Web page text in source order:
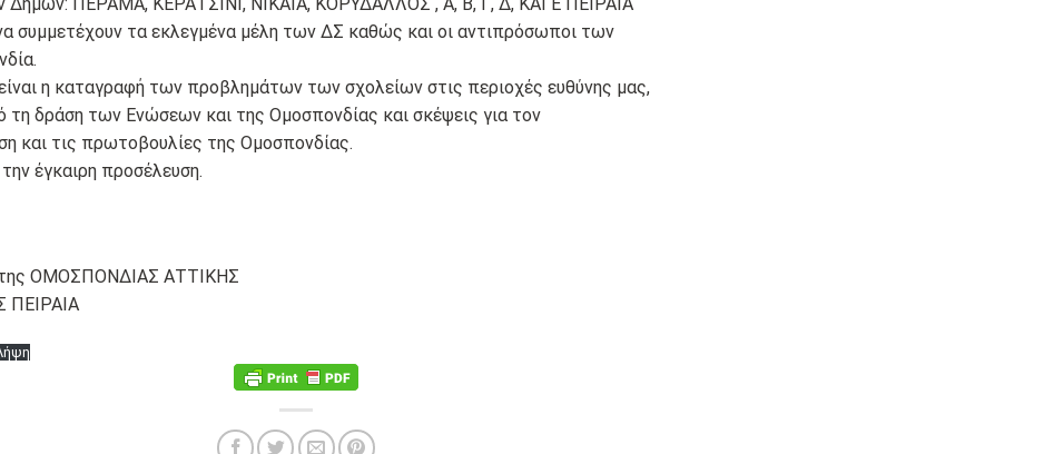
συμμετέχουν τα εκλεγμένα μέλη των ΔΣ καθώς και οι αντιπρόσωποι των
η καταγραφή των προβλημάτων των σχολείων στις περιοχές ευθύνης μας,
τη δράση των Ενώσεων και της Ομοσπονδίας και σκέψεις για τον
και τις πρωτοβουλίες της Ομοσπονδίας.
έγκαιρη προσέλευση.
ΟΜΟΣΠΟΝΔΙΑΣ ΑΤΤΙΚΗΣ
ΠΕΙΡΑΙΑ